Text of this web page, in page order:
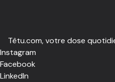
Têtu.com, votre dose
Instagram
Facebook
LinkedIn